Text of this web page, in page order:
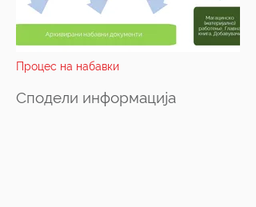
Процес на набавки
Сподели информација